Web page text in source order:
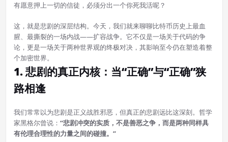
有愿意押上一切的信徒，必须分出一个你死我活呢？
这，就是悲剧的深层结构。今天，我们就来聊聊比特币历史上最血
腥、最撕裂的一场内战——扩容战争。它不仅是一场关于代码的争
论，更是一场关于两种世界观的终极对决，其影响至今仍在塑造着整
个加密世界。
1. 悲剧的真正内核：当“正确”与“正确”狭
路相逢
我们常常以为悲剧是正义战胜邪恶，但真正的悲剧远比这深刻。哲学
家黑格尔曾说： “悲剧冲突的实质，不是善恶之争，而是两种同样具
有伦理合理性的力量之间的碰撞。”